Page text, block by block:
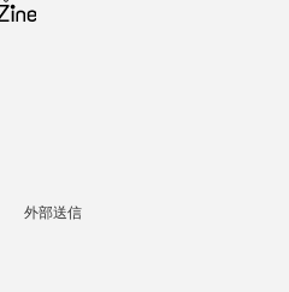
外部送信